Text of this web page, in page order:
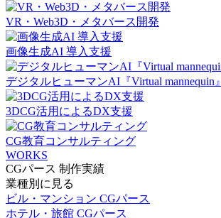
VR・Web3D・メタバース開発
画像生成AI 導入支援
デジタルヒューマンAI『Virtual mannequin』
3DCG活用によるDX支援
CG教育コンサルティング
WORKS
CGパース 制作実績
業種別に見る
ビル・マンション CGパース
ホテル・旅館 CGパース